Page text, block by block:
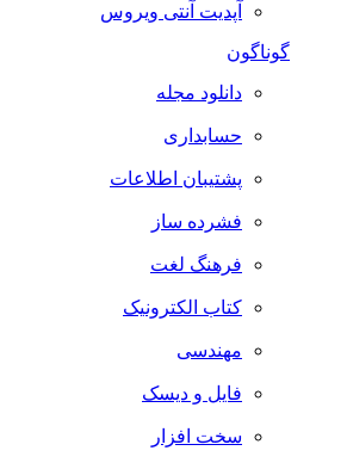
آپدیت آنتی ویروس
گوناگون
دانلود مجله
حسابداری
پشتیبان اطلاعات
فشرده ساز
فرهنگ لغت
کتاب الکترونیک
مهندسی
فایل و دیسک
سخت افزار